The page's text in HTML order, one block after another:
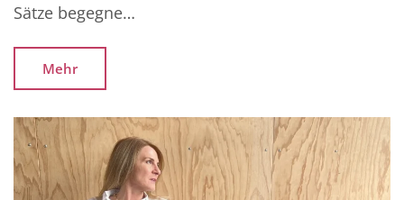
Sätze begegne…
Mehr